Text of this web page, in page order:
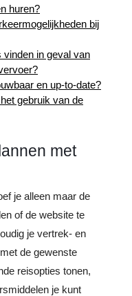
huren?
bij
vinden in geval van
en up-to-date?
gebruik van de
met
je alleen maar de
of de website te
je vertrek- en
de gewenste
reisopties tonen,
je kunt